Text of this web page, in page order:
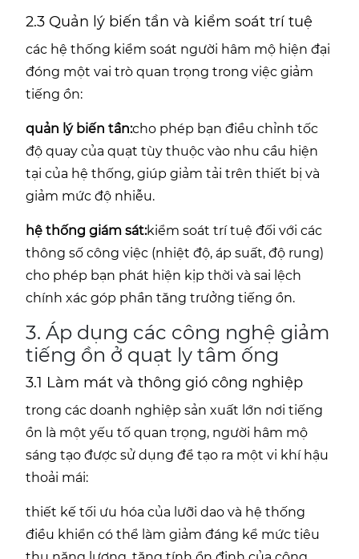
2.3 Quản lý biến tần và kiểm soát trí tuệ
các hệ thống kiểm soát người hâm mộ hiện đại
đóng một vai trò quan trọng trong việc giảm
tiếng ồn:
quản lý biến tần:cho phép bạn điều chỉnh tốc
độ quay của quạt tùy thuộc vào nhu cầu hiện
tại của hệ thống, giúp giảm tải trên thiết bị và
giảm mức độ nhiễu.
hệ thống giám sát:kiểm soát trí tuệ đối với các
thông số công việc (nhiệt độ, áp suất, độ rung)
cho phép bạn phát hiện kịp thời và sai lệch
chính xác góp phần tăng trưởng tiếng ồn.
3. Áp dụng các công nghệ giảm
tiếng ồn ở quạt ly tâm ống
3.1 Làm mát và thông gió công nghiệp
trong các doanh nghiệp sản xuất lớn nơi tiếng
ồn là một yếu tố quan trọng, người hâm mộ
sáng tạo được sử dụng để tạo ra một vi khí hậu
thoải mái:
thiết kế tối ưu hóa của lưỡi dao và hệ thống
điều khiển có thể làm giảm đáng kể mức tiêu